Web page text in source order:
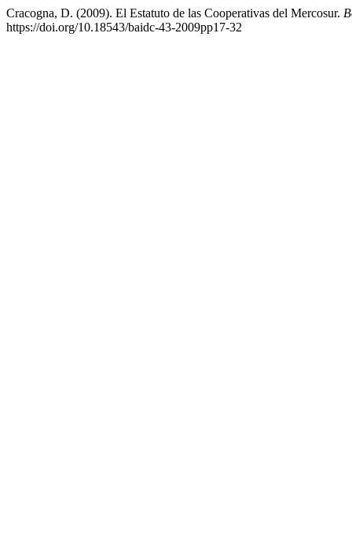
Cracogna, D. (2009). El Estatuto de las Cooperativas del Mercosur.
https://doi.org/10.18543/baidc-43-2009pp17-32